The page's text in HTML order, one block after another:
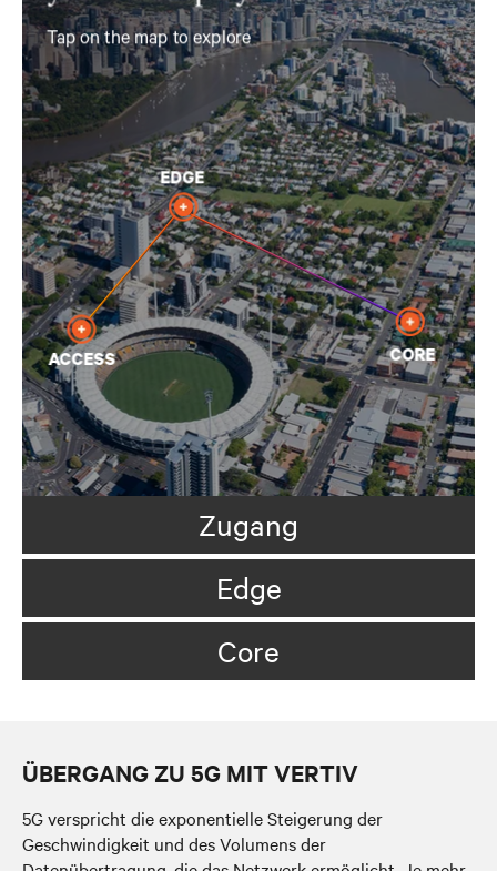
Zugang
Edge
Core
ÜBERGANG ZU 5G MIT VERTIV
5G verspricht die exponentielle Steigerung der
Geschwindigkeit und des Volumens der